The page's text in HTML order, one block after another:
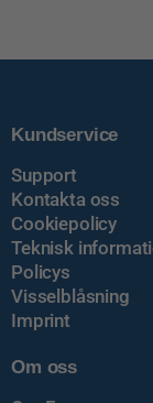
Kundservice
Support
Kontakta oss
Cookiepolicy
Teknisk
Policys
Visselblåsning
Imprint
Om oss